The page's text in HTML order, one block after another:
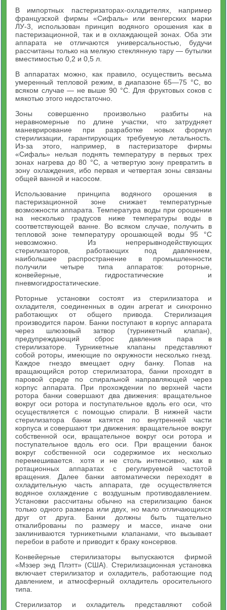
В импортных пастеризаторах-охладителях, например
французской фирмы «Сифаль» или венгерских марки
ЛУ-3, использован принцип водяного орошения как в
пастеризационной, так и в охлаждающей зонах. Оба эти
аппарата не отличаются универсальностью, будучи
рассчитаны только на мелкую стеклянную тару — бутылки
вместимостью 0,2 и 0,5 л.
В аппаратах можно, как правило, осуществить весьма
умеренный тепловой режим, в диапазоне 65—75 °С, во
всяком случае — не выше 90 °С. Для фруктовых соков с
мякотью этого недостаточно.
Зоны совершенно произвольно разбиты на
неравномерные по длине участки, что затрудняет
маневрирование при разработке новых формул
стерилизации, гарантирующих требуемую летальность.
Из-за этого, например, в пастеризаторе фирмы
«Сифаль» нельзя поднять температуру в первых трех
зонах нагрева до 80 °С, а четвертую зону превратить в
зону охлаждения, ибo первая и четвертая зоны связаны
общей ванной и насосом.
Использование принципа водяного орошения в
пастеризационной зоне снижает температурные
возможности аппарата. Температура воды при орошении
на несколько градусов ниже температуры воды в
соответствующей ванне. Во всяком случае, получить в
тепловой зоне температуру орошающей воды 95 °С
невозможно. Из непрерывнодействующих
стерилизаторов, работающих под давлением,
наибольшее распространение в промышленности
получили четыре типа аппаратов: роторные,
конвейерные, гидростатические и
пневмогидростатические.
Роторные установки состоят из стерилизатора и
охладителя, соединенных в один агрегат и синхронно
работающих от общего привода. Стерилизация
производится паром. Банки поступают в корпус аппарата
через шлюзовый затвор (турникетный клапан),
предупреждающий сброс давления пара в
стерилизаторе. Турникетные клапаны представляют
собой роторы, имеющие по окружности несколько гнезд.
Каждое гнездо вмещает одну банку. Попав на
вращающийся ротор стерилизатора, банки проходят в
паровой среде по спиральной направляющей через
корпус аппарата. При прохождении по верхней части
ротора банки совершают два движения: вращательное
вокруг оси ротора и поступательное вдоль его оси, что
осуществляется с помощью спирали. В нижней части
стерилизатора банки катятся по внутренней части
корпуса и совершают три движения: вращательное вокруг
собственной оси, вращательное вокруг оси ротора и
поступательное вдоль его оси. При вращении банок
вокруг собственной оси содержимое их несколько
перемешивается. хотя и не столь интенсивно, как в
ротационных аппаратах с регулируемой частотой
вращения. Далее банки автоматически переходят в
охладительную часть аппарата, где осуществляется
водяное охлаждение с воздушным противодавлением.
Установки рассчитаны обычно на стерилизацию банок
только одного размера или двух, но мало отличающихся
друг от друга. Банки должны быть тщательно
откалиброваны по размеру и массе, иначе они
заклиниваются турникетными клапанами, что вызывает
перебои в работе и приводит к браку консервов.
Конвейерные стерилизаторы выпускаются фирмой
«Мэзер энд Плэтт» (США). Стерилизационная установка
включает стерилизатор и охладитель, работающие под
давлением, и атмосферный охладитель оросительного
типа.
Стерилизатор и охладитель представляют собой